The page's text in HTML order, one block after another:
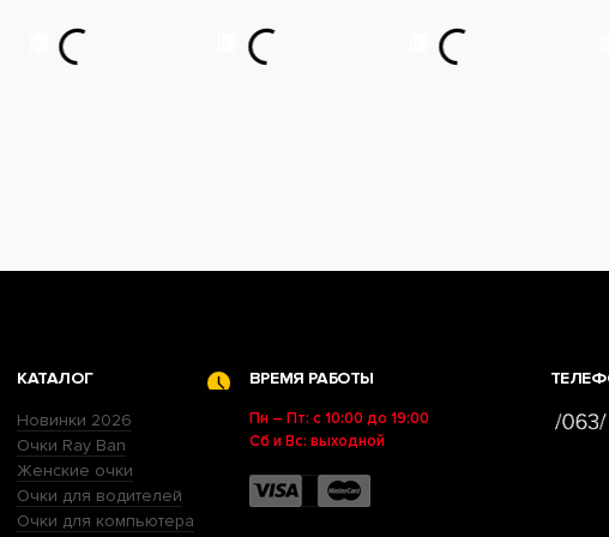
КАТАЛОГ
Новинки 2026
Очки Ray Ban
Женские очки
Очки для водителей
Очки для компьютера
ВРЕМЯ РАБОТЫ
Пн – Пт: с 10:00 до 19:00
Сб и Вс: выходной